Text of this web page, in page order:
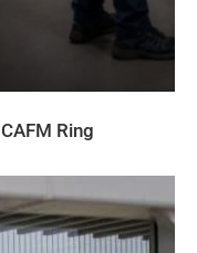
Ring